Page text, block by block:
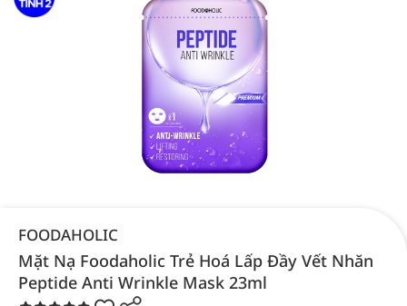
FOODAHOLIC
Mặt Nạ Foodaholic Trẻ Hoá Lấp Đầy Vết Nhăn
Peptide Anti Wrinkle Mask 23ml